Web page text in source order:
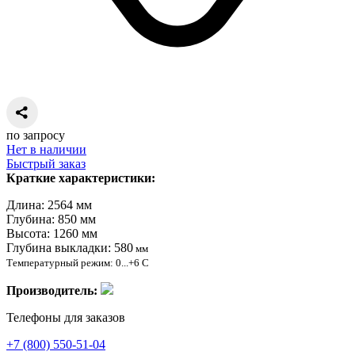
по запросу
Нет в наличии
Быстрый заказ
Краткие характеристики:
Длина: 2564 мм
Глубина: 850 мм
Высота: 1260 мм
Глубина выкладки: 580 мм
Температурный режим: 0...+6 С
Производитель:
Телефоны для заказов
+7 (800) 550-51-04